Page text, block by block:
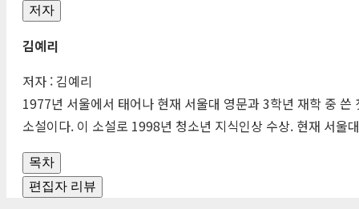
저자
김예리
저자 : 김예리
1977년 서울에서 태어나 현재 서울대 영문과 3학년 재학 중
소설이다. 이 소설로 1998년 청소년 지식인상 수상. 현재 서울
목차
편집자 리뷰